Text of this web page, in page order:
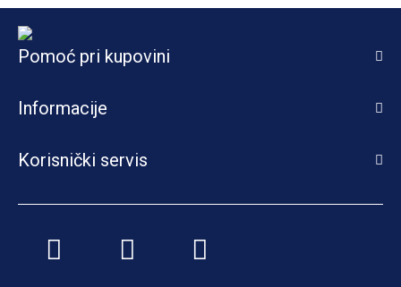
Pomoć pri kupovini
Informacije
Korisnički servis